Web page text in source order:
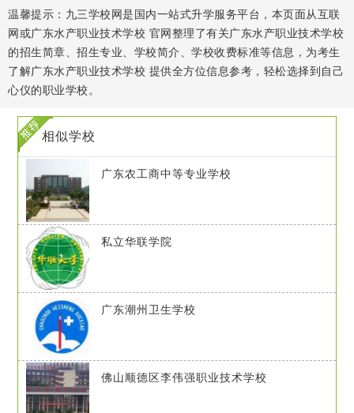
洲先生担任校长。广东省水产学校分别在海丰县、汕尾市区、
江门市、海珠
温馨提示：九三学校网是国内一站式升学服务平台，本页面从互联
网或广东水产职业技术学校 官网整理了有关广东水产职业技术学校
的招生简章、招生专业、学校简介、学校收费标准等信息，为考生
了解广东水产职业技术学校 提供全方位信息参考，轻松选择到自己
心仪的职业学校。
相似学校
广东农工商中等专业学校
私立华联学院
广东潮州卫生学校
佛山顺德区李伟强职业技术学校